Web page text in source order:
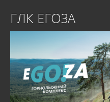
ГЛК ЕГОЗА